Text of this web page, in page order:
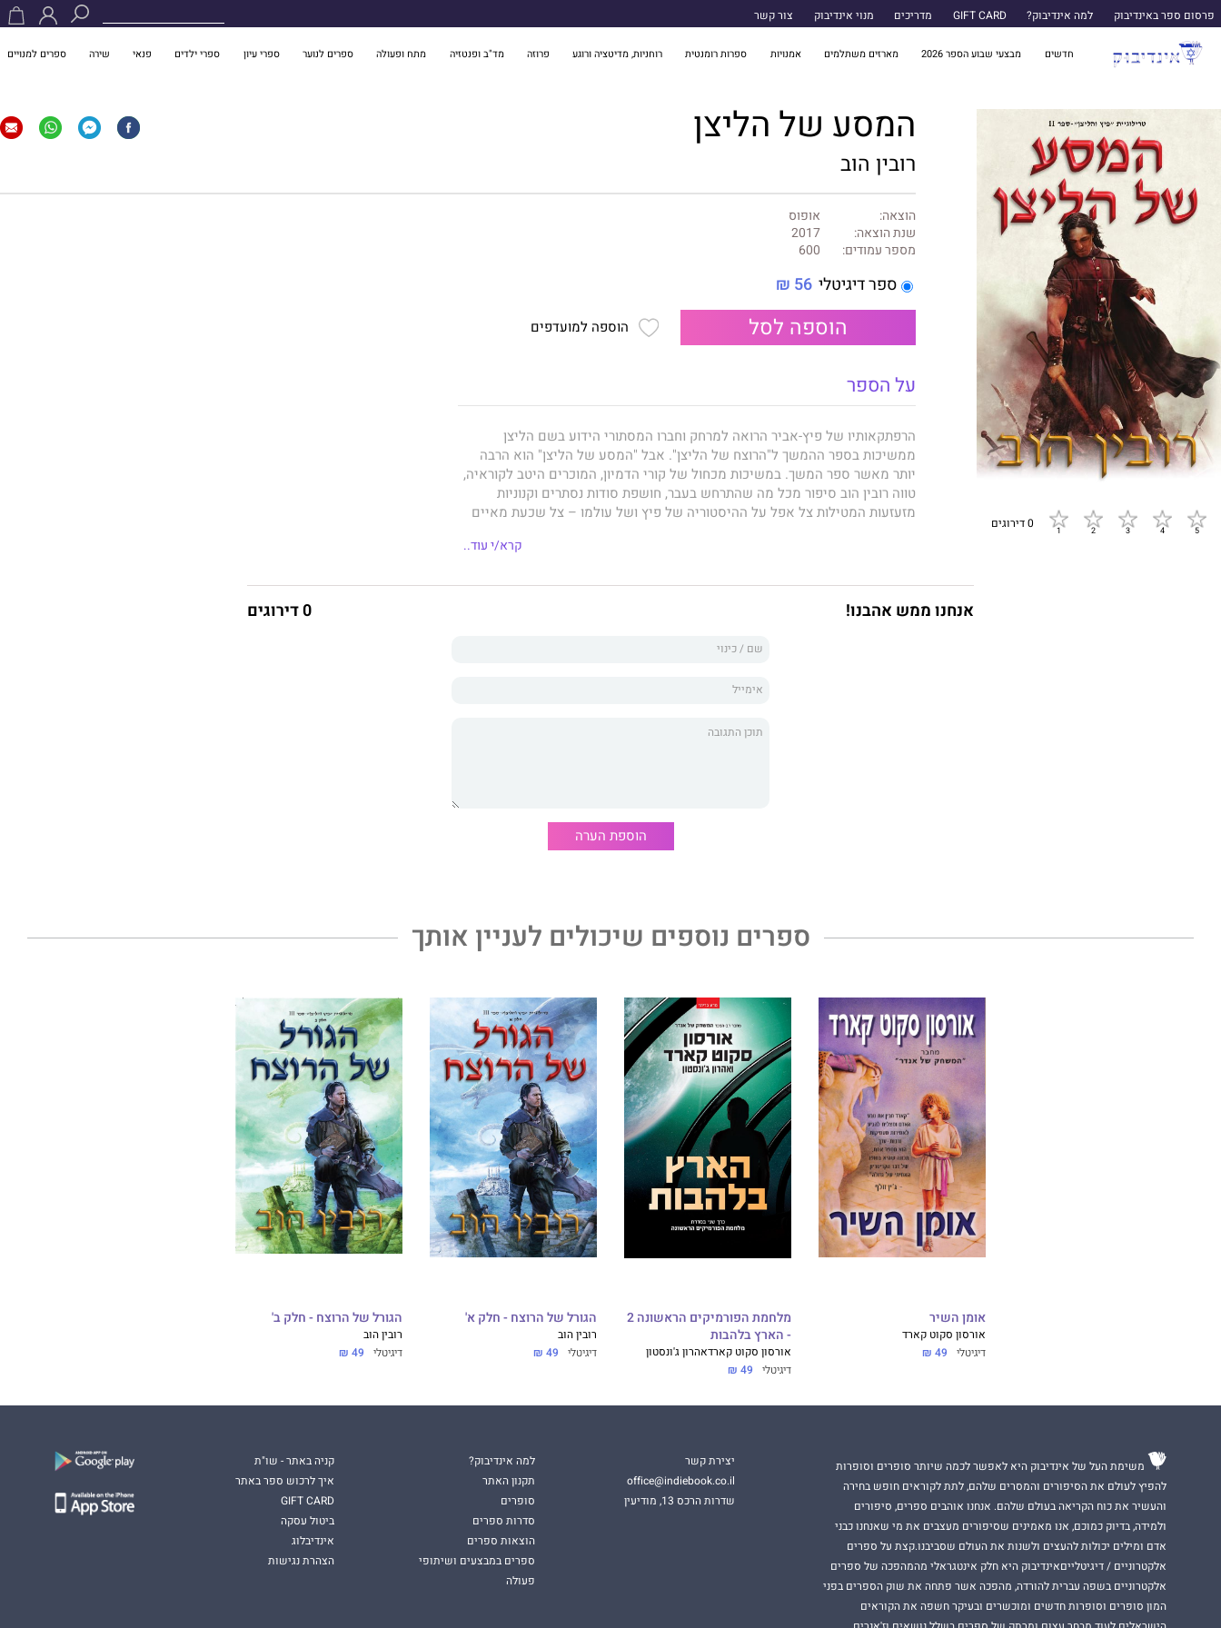
פרסום ספר באינדיבוק למה אינדיבוק? GIFT CARD מדריכים מנוי אינדיבוק צור קשר
חדשים מבצעי שבוע הספר 2026 מארזים משתלמים אמנויות ספרות רומנטית רוחניות, מדיטציה ורוגע פרוזה מד"ב ופנטזיה מתח ופעולה ספרים לנוער ספרי עיון ספרי ילדים פנאי שירה ספרים למנויים
0 דירוגים
המסע של הליצן
רובין הוב
הוצאה:
אופוס
שנת הוצאה:
2017
מספר עמודים:
600
ספר דיגיטלי 56 ₪
הוספה לסל הוספה למועדפים
על הספר
הרפתקאותיו של פיץ-אביר הרואה למרחק וחברו המסתורי הידוע בשם הליצן
ממשיכות בספר ההמשך ל"הרוצח של הליצן". אבל "המסע של הליצן" הוא הרבה
יותר מאשר ספר המשך. במשיכות מכחול של קורי הדמיון, המוכרים היטב לקוראיה,
טווה רובין הוב סיפור מכל מה שהתרחש בעבר, חושפת סודות נסתרים וקנוניות
מזעזעות המטילות צל אפל על ההיסטוריה של פיץ ושל עולמו – צל שכעת מאיים
עתיד שושלת הרואים למרחק ואת יציבות הממלכה. או כך הם חשבו. אבל עכשיו
הליצן גוסס, פצוע בעקבות מפגשו עם האנשים החיוורים, שתוכניותיהם לשלוט
בעולם תלויות בכוחות שהליצן חולק עם בתו של פיץ.
בגלל בריאותו הכושלת של הליצן, ומפני שהוא מעורב, שלא לפי רצונו, בקנוניות חצר
האהובה נחטפת בידי אותם אנשים הרוצים להשתמש בה כפי שהשתמשו בעבר
אבל פיץ-אביר הרואה למרחק נושא באמתחתו כמה כלי נשק. בעורקיו זורם הקסם
"ספר פנטזיה כפי שהוא צריך להיכתב". ג'ורג' ר. ר. מרטין
קרא/י עוד..
אנחנו ממש אהבנו! 0 דירוגים
הוספת הערה
ספרים נוספים שיכולים לעניין אותך
אומן השיר
אורסון סקוט קארד
דיגיטלי 49 ₪
מלחמת הפורמיקים הראשונה 2
- הארץ בלהבות
אורסון סקוט קארדאהרון ג'ונסטון
דיגיטלי 49 ₪
הגורל של הרוצח - חלק א'
רובין הוב
דיגיטלי 49 ₪
הגורל של הרוצח - חלק ב'
רובין הוב
דיגיטלי 49 ₪
משימת העל של אינדיבוק היא לאפשר לכמה שיותר סופרים וסופרות
להפיץ לעולם את הסיפורים והמסרים שלהם, לתת לקוראים חופש בחירה
והעשיר את כוח הקריאה בעולם שלהם. אנחנו אוהבים ספרים, סיפורים
ולמידה, בדיוק כמוכם, אנו מאמינים שסיפורים מעצבים את מי שאנחנו כבני
אדם ומילים יכולות להעצים ולשנות את העולם שסביבנו.קצת על ספרים
אלקטרוניים / דיגיטלייםאינדיבוק היא חלק אינטגראלי מהמהפכה של ספרים
אלקטרוניים בשפה עברית להורדה, מהפכה אשר פתחה את שוק הספרים בפני
המון סופרים וסופרות חדשים ומוכשרים ובעיקר חשפה את הקוראים
יצירת קשר
office@indiebook.co.il
שדרות הרכס 13, מודיעין
למה אינדיבוק?
תקנון האתר
סופרים
סדרות ספרים
הוצאות ספרים
ספרים במבצעים ושיתופי
פעולה
קניה באתר - שו"ת
איך לרכוש ספר באתר
GIFT CARD
ביטול עסקה
אינדיבלוג
הצהרת נגישות